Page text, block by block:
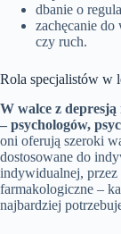
dbanie o
zachęcanie
czy ruch.
Rola specjalistów w
W walce z
– psychologów,
oni oferują szeroki
dostosowane do
indywidualnej, przez
farmakologiczne –
najbardziej